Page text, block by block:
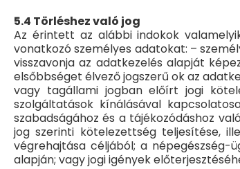
5.4 Törléshez való jog
Az érintett az alábbi indokok
vonatkozó személyes adatokat: –
visszavonja az adatkezelés alapját
elsőbbséget élvező jogszerű ok az
vagy tagállami jogban előírt jogi
szolgáltatások kínálásával
szabadságához és a tájékozódáshoz
jog szerinti kötelezettség teljesítése,
végrehajtása céljából; a
alapján; vagy jogi igények